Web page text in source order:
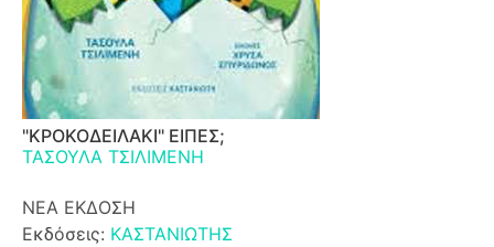
"ΚΡΟΚΟΔΕΙΛΑΚΙ" ΕΙΠΕΣ;
ΤΑΣΟΥΛΑ ΤΣΙΛΙΜΕΝΗ
ΝΕΑ ΕΚΔΟΣΗ
Εκδόσεις: ΚΑΣΤΑΝΙΩΤΗΣ